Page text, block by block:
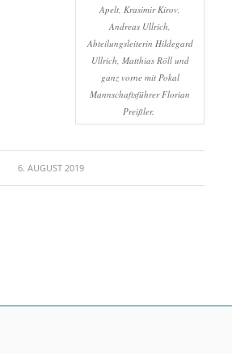
Apelt, Krasimir Kirov,
Andreas Ullrich,
Abteilungsleiterin Hildegard
Ullrich, Matthias Röll und
ganz vorne mit Pokal
Mannschaftsführer Florian
Preißler.
6. AUGUST 2019